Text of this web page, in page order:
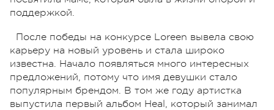
поддержкой.
После победы на конкурсе Loreen вывела свою
карьеру на новый уровень и стала широко
известна. Начало появляться много интересных
предложений, потому что имя девушки стало
популярным брендом. В том же году артистка
выпустила первый альбом Heal, который занимал